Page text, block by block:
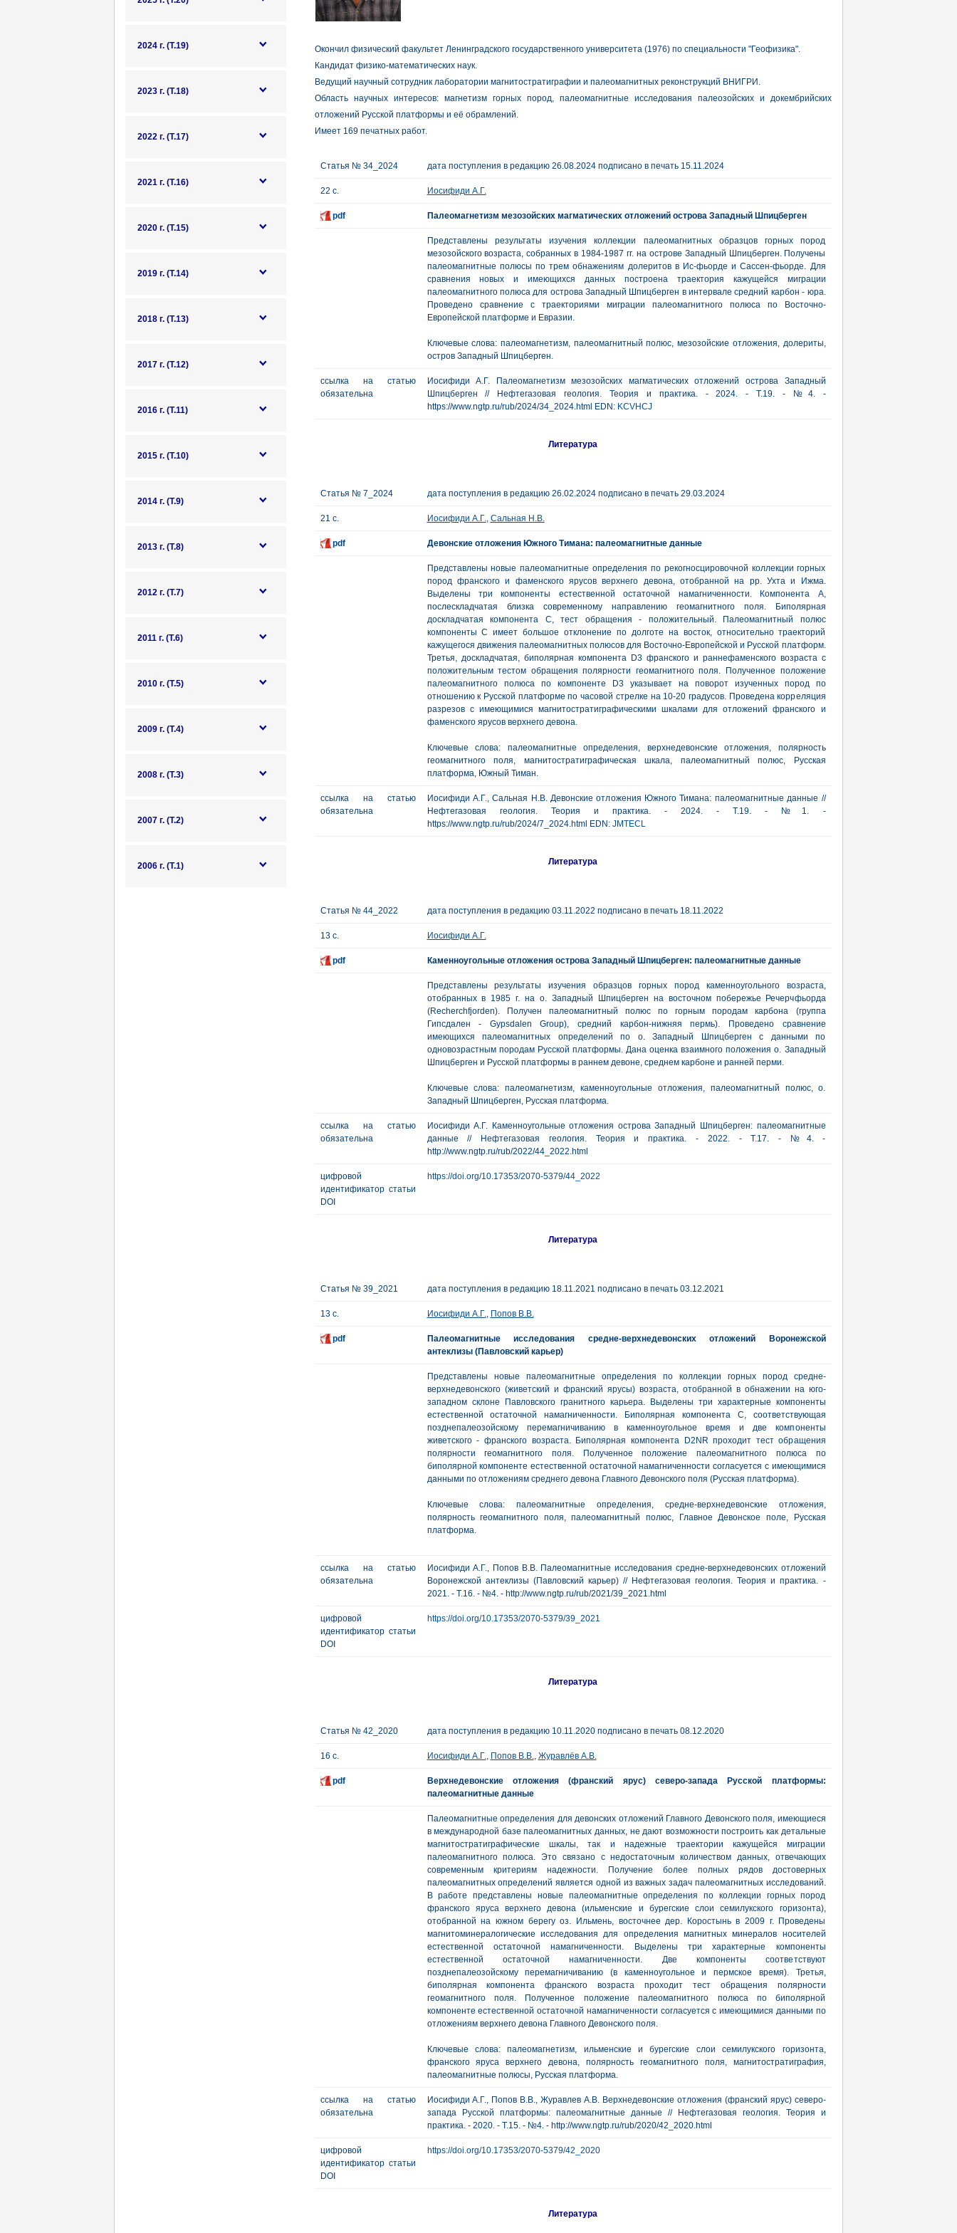
2024 г. (Т.19)
2023 г. (Т.18)
2022 г. (Т.17)
2021 г. (Т.16)
2020 г. (Т.15)
2019 г. (Т.14)
2018 г. (Т.13)
2017 г. (Т.12)
2016 г. (Т.11)
2015 г. (Т.10)
2014 г. (Т.9)
2013 г. (Т.8)
2012 г. (Т.7)
2011 г. (Т.6)
2010 г. (Т.5)
2009 г. (Т.4)
2008 г. (Т.3)
2007 г. (Т.2)
2006 г. (Т.1)
Окончил физический факультет Ленинградского государственного университета (1976) по специальности "Геофизика".
Кандидат физико-математических наук.
Ведущий научный сотрудник лаборатории магнитостратиграфии и палеомагнитных реконструкций ВНИГРИ.
Область научных интересов: магнетизм горных пород, палеомагнитные исследования палеозойских и докембрийских
отложений Русской платформы и её обрамлений.
Имеет 169 печатных работ.
Статья № 34_2024 дата поступления в редакцию 26.08.2024 подписано в печать 15.11.2024
22 с. Иосифиди А.Г.
pdf Палеомагнетизм мезозойских магматических отложений острова Западный Шпицберген
Представлены результаты изучения коллекции палеомагнитных образцов горных пород
мезозойского возраста, собранных в 1984-1987 гг. на острове Западный Шпицберген. Получены
палеомагнитные полюсы по трем обнажениям долеритов в Ис-фьорде и Сассен-фьорде. Для
сравнения новых и имеющихся данных построена траектория кажущейся миграции
палеомагнитного полюса для острова Западный Шпицберген в интервале средний карбон - юра.
Проведено сравнение с траекториями миграции палеомагнитного полюса по Восточно-
Европейской платформе и Евразии.
Ключевые слова: палеомагнетизм, палеомагнитный полюс, мезозойские отложения, долериты,
остров Западный Шпицберген.
ссылка на статью
обязательна
Иосифиди А.Г. Палеомагнетизм мезозойских магматических отложений острова Западный
Шпицберген // Нефтегазовая геология. Теория и практика. - 2024. - Т.19. - №4. -
https://www.ngtp.ru/rub/2024/34_2024.html EDN: KCVHCJ
Литература
Статья № 7_2024 дата поступления в редакцию 26.02.2024 подписано в печать 29.03.2024
21 с. Иосифиди А.Г., Сальная Н.В.
pdf Девонские отложения Южного Тимана: палеомагнитные данные
Представлены новые палеомагнитные определения по рекогносцировочной коллекции горных
пород франского и фаменского ярусов верхнего девона, отобранной на рр. Ухта и Ижма.
Выделены три компоненты естественной остаточной намагниченности. Компонента А,
послескладчатая близка современному направлению геомагнитного поля. Биполярная
доскладчатая компонента С, тест обращения - положительный. Палеомагнитный полюс
компоненты С имеет большое отклонение по долготе на восток, относительно траекторий
кажущегося движения палеомагнитных полюсов для Восточно-Европейской и Русской платформ.
Третья, доскладчатая, биполярная компонента D3 франского и раннефаменского возраста с
положительным тестом обращения полярности геомагнитного поля. Полученное положение
палеомагнитного полюса по компоненте D3 указывает на поворот изученных пород по
отношению к Русской платформе по часовой стрелке на 10-20 градусов. Проведена корреляция
разрезов с имеющимися магнитостратиграфическими шкалами для отложений франского и
фаменского ярусов верхнего девона.
Ключевые слова: палеомагнитные определения, верхнедевонские отложения, полярность
геомагнитного поля, магнитостратиграфическая шкала, палеомагнитный полюс, Русская
платформа, Южный Тиман.
ссылка на статью
обязательна
Иосифиди А.Г., Сальная Н.В. Девонские отложения Южного Тимана: палеомагнитные данные //
Нефтегазовая геология. Теория и практика. - 2024. - Т.19. - №1. -
https://www.ngtp.ru/rub/2024/7_2024.html EDN: JMTECL
Литература
Статья № 44_2022 дата поступления в редакцию 03.11.2022 подписано в печать 18.11.2022
13 с. Иосифиди А.Г.
pdf Каменноугольные отложения острова Западный Шпицберген: палеомагнитные данные
Представлены результаты изучения образцов горных пород каменноугольного возраста,
отобранных в 1985 г. на о. Западный Шпицберген на восточном побережье Речерчфьорда
(Recherchfjorden). Получен палеомагнитный полюс по горным породам карбона (группа
Гипсдален - Gypsdalen Group), средний карбон-нижняя пермь). Проведено сравнение
имеющихся палеомагнитных определений по о. Западный Шпицберген с данными по
одновозрастным породам Русской платформы. Дана оценка взаимного положения о. Западный
Шпицберген и Русской платформы в раннем девоне, среднем карбоне и ранней перми.
Ключевые слова: палеомагнетизм, каменноугольные отложения, палеомагнитный полюс, о.
Западный Шпицберген, Русская платформа.
ссылка на статью
обязательна
Иосифиди А.Г. Каменноугольные отложения острова Западный Шпицберген: палеомагнитные
данные // Нефтегазовая геология. Теория и практика. - 2022. - Т.17. - №4. -
http://www.ngtp.ru/rub/2022/44_2022.html
цифровой
идентификатор статьи
DOI
https://doi.org/10.17353/2070-5379/44_2022
Литература
Статья № 39_2021 дата поступления в редакцию 18.11.2021 подписано в печать 03.12.2021
13 с. Иосифиди А.Г., Попов В.В.
pdf
Палеомагнитные исследования средне-верхнедевонских отложений Воронежской
антеклизы (Павловский карьер)
Представлены новые палеомагнитные определения по коллекции горных пород средне-
верхнедевонского (живетский и франский ярусы) возраста, отобранной в обнажении на юго-
западном склоне Павловского гранитного карьера. Выделены три характерные компоненты
естественной остаточной намагниченности. Биполярная компонента С, соответствующая
позднепалеозойскому перемагничиванию в каменноугольное время и две компоненты
живетского - франского возраста. Биполярная компонента D2NR проходит тест обращения
полярности геомагнитного поля. Полученное положение палеомагнитного полюса по
биполярной компоненте естественной остаточной намагниченности согласуется с имеющимися
данными по отложениям среднего девона Главного Девонского поля (Русская платформа).
Ключевые слова: палеомагнитные определения, средне-верхнедевонские отложения,
полярность геомагнитного поля, палеомагнитный полюс, Главное Девонское поле, Русская
платформа.
ссылка на статью
обязательна
Иосифиди А.Г., Попов В.В. Палеомагнитные исследования средне-верхнедевонских отложений
Воронежской антеклизы (Павловский карьер) // Нефтегазовая геология. Теория и практика. -
2021. - Т.16. - №4. - http://www.ngtp.ru/rub/2021/39_2021.html
цифровой
идентификатор статьи
DOI
https://doi.org/10.17353/2070-5379/39_2021
Литература
Статья № 42_2020 дата поступления в редакцию 10.11.2020 подписано в печать 08.12.2020
16 с. Иосифиди А.Г., Попов В.В., Журавлёв А.В.
pdf
Верхнедевонские отложения (франский ярус) северо-запада Русской платформы:
палеомагнитные данные
Палеомагнитные определения для девонских отложений Главного Девонского поля, имеющиеся
в международной базе палеомагнитных данных, не дают возможности построить как детальные
магнитостратиграфические шкалы, так и надежные траектории кажущейся миграции
палеомагнитного полюса. Это связано с недостаточным количеством данных, отвечающих
современным критериям надежности. Получение более полных рядов достоверных
палеомагнитных определений является одной из важных задач палеомагнитных исследований.
В работе представлены новые палеомагнитные определения по коллекции горных пород
франского яруса верхнего девона (ильменские и бурегские слои семилукского горизонта),
отобранной на южном берегу оз. Ильмень, восточнее дер. Коростынь в 2009 г. Проведены
магнитоминералогические исследования для определения магнитных минералов носителей
естественной остаточной намагниченности. Выделены три характерные компоненты
естественной остаточной намагниченности. Две компоненты соответствуют
позднепалеозойскому перемагничиванию (в каменноугольное и пермское время). Третья,
биполярная компонента франского возраста проходит тест обращения полярности
геомагнитного поля. Полученное положение палеомагнитного полюса по биполярной
компоненте естественной остаточной намагниченности согласуется с имеющимися данными по
отложениям верхнего девона Главного Девонского поля.
Ключевые слова: палеомагнетизм, ильменские и бурегские слои семилукского горизонта,
франского яруса верхнего девона, полярность геомагнитного поля, магнитостратиграфия,
палеомагнитные полюсы, Русская платформа.
ссылка на статью
обязательна
Иосифиди А.Г., Попов В.В., Журавлев А.В. Верхнедевонские отложения (франский ярус) северо-
запада Русской платформы: палеомагнитные данные // Нефтегазовая геология. Теория и
практика. - 2020. - Т.15. - №4. - http://www.ngtp.ru/rub/2020/42_2020.html
цифровой
идентификатор статьи
DOI
https://doi.org/10.17353/2070-5379/42_2020
Литература